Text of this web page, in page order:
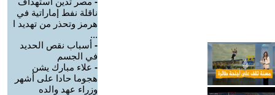
ناقلة نفط إماراتية في
هرمز وتحذر من تهديد ا
...
- أسباب نقص الحديد
في الجسم
- علاء مبارك يشن
هجوما حادا على أشهر
وزراء عهد والده